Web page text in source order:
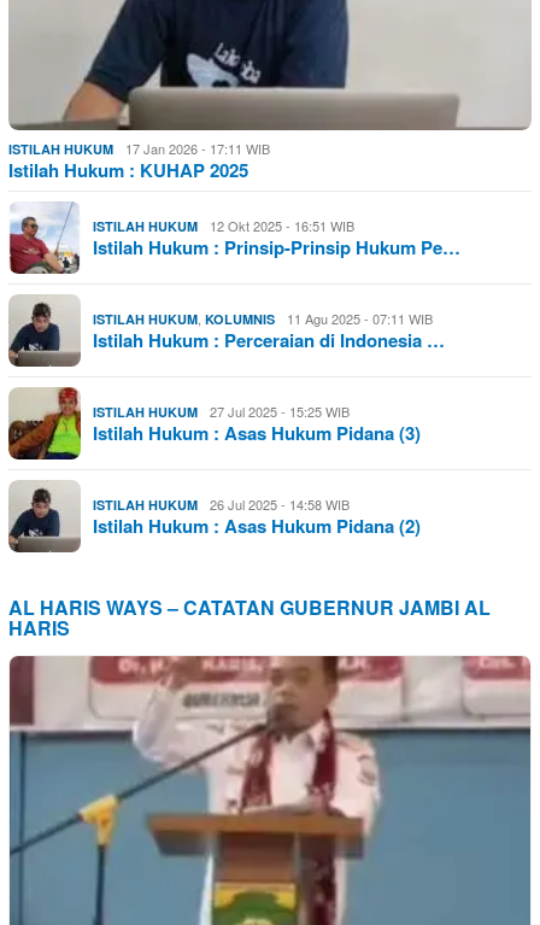
ISTILAH HUKUM 17 Jan 2026 - 17:11 WIB
Istilah Hukum : KUHAP 2025
ISTILAH HUKUM 12 Okt 2025 - 16:51 WIB
Istilah Hukum : Prinsip-Prinsip Hukum Pe…
ISTILAH HUKUM, KOLUMNIS 11 Agu 2025 - 07:11 WIB
Istilah Hukum : Perceraian di Indonesia …
ISTILAH HUKUM 27 Jul 2025 - 15:25 WIB
Istilah Hukum : Asas Hukum Pidana (3)
ISTILAH HUKUM 26 Jul 2025 - 14:58 WIB
Istilah Hukum : Asas Hukum Pidana (2)
AL HARIS WAYS – CATATAN GUBERNUR JAMBI AL
HARIS